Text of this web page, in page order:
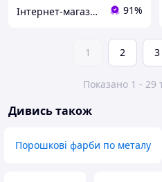
Інтернет-магазин Premium Pro 91%
1 2 3
Показано 1 - 29
Дивись також
Порошкові фарби по металу